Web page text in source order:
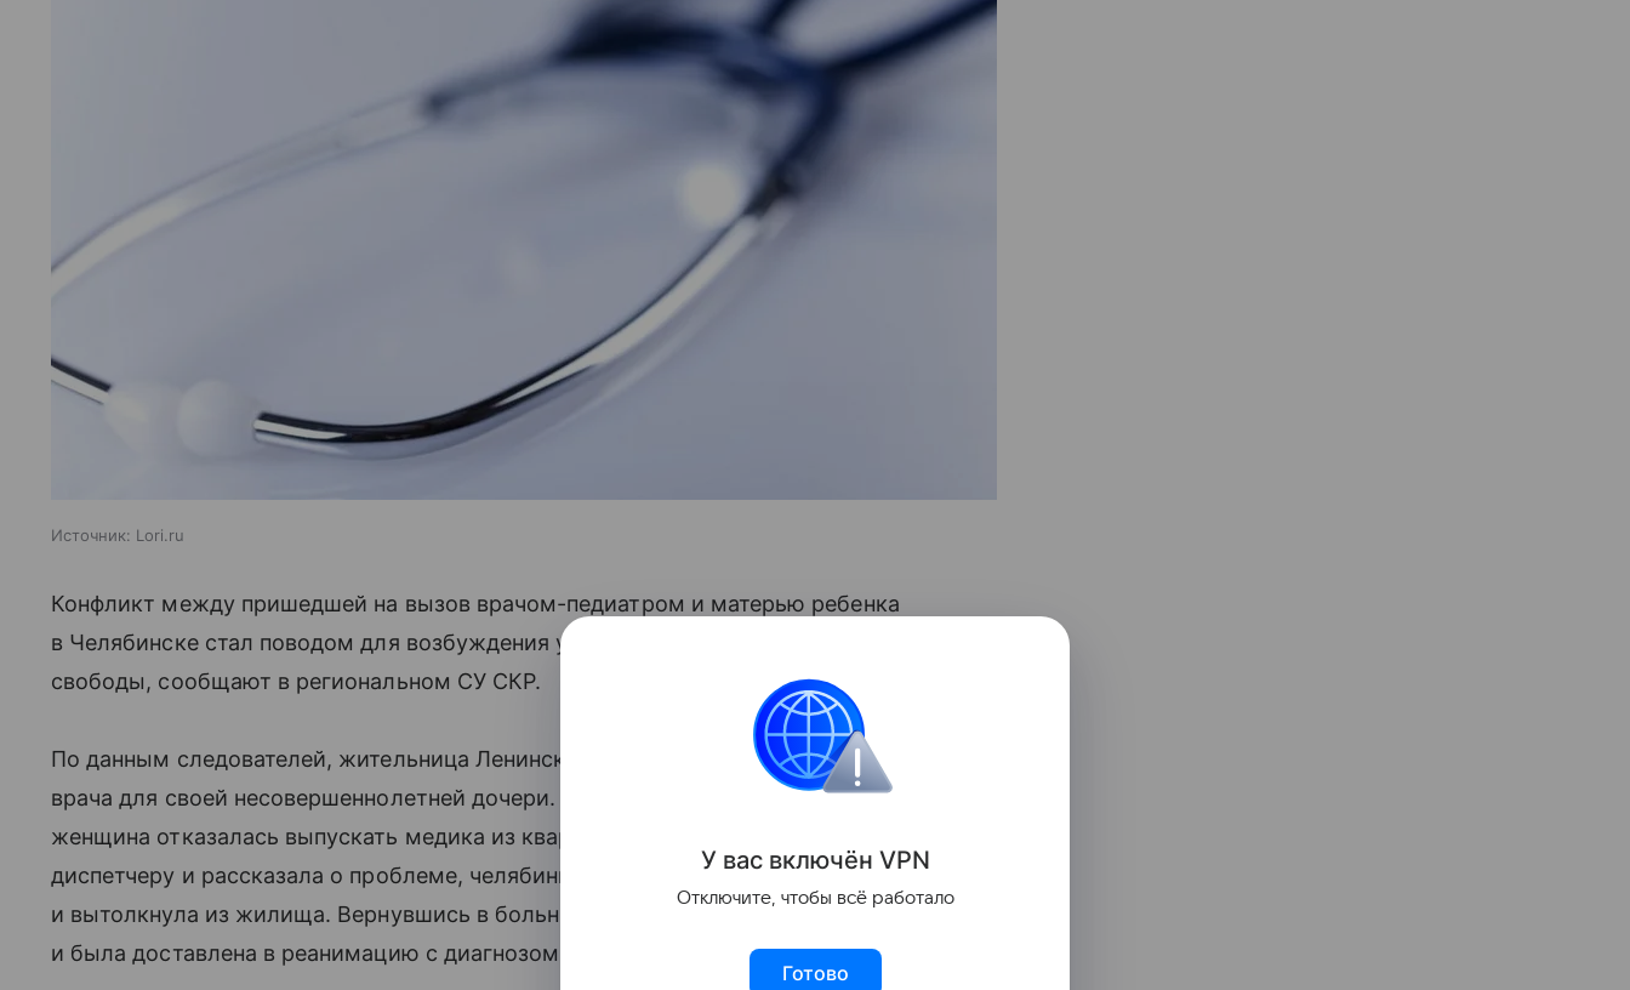
Источник: Lori.ru
Конфликт между пришедшей на вызов врачом-педиатром и матерью ребенка
в Челябинске стал поводом для возбуждения уголовного дела о незаконном лишении
свободы, сообщают в региональном СУ СКР.
По данным следователей, жительница Ленинского района города 22 апреля вызвала
врача для своей несовершеннолетней дочери. Недовольная выписанным рецептом,
женщина отказалась выпускать медика из квартиры. После того, как врач позвонила
диспетчеру и рассказала о проблеме, челябинка накинула ей на голову ее же халат
и вытолкнула из жилища. Вернувшись в больницу, педиатр почувствовала себя плохо
и была доставлена в реанимацию с диагнозом «гипертонический криз».
У вас включён VPN
Отключите, чтобы всё работало
Готово